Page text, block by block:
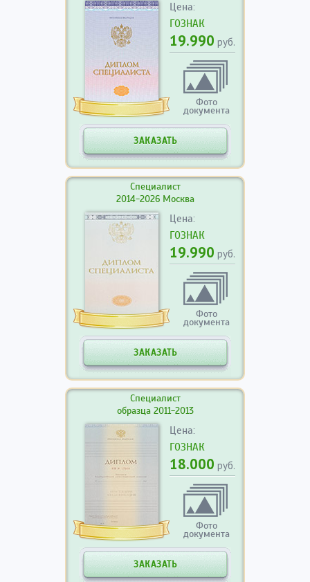
Цена:
ГОЗНАК
19.990 руб.
Фото
документа
ЗАКАЗАТЬ
Специалист
2014-2026 Москва
Цена:
ГОЗНАК
19.990 руб.
Фото
документа
ЗАКАЗАТЬ
Специалист
образца 2011-2013
Цена:
ГОЗНАК
18.000 руб.
Фото
документа
ЗАКАЗАТЬ